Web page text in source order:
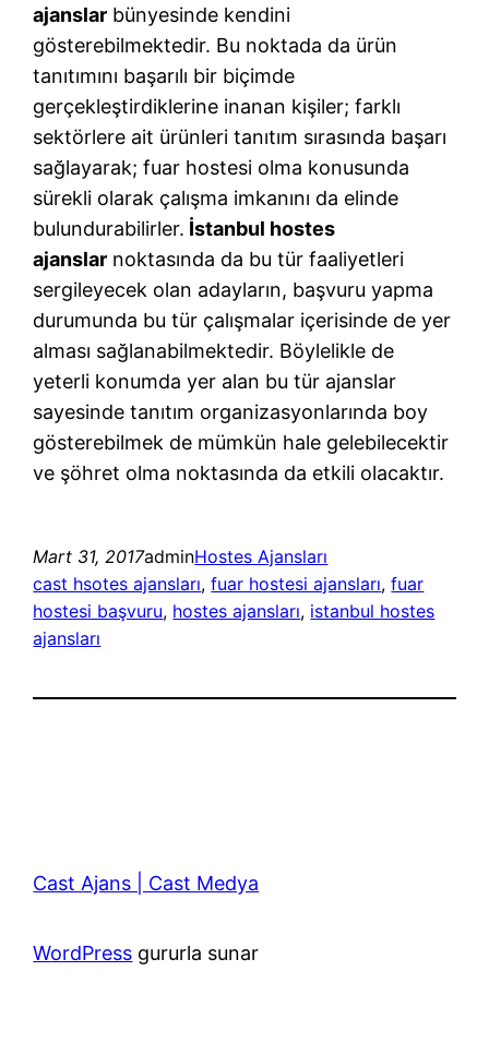
ajanslar bünyesinde kendini
gösterebilmektedir. Bu noktada da ürün
tanıtımını başarılı bir biçimde
gerçekleştirdiklerine inanan kişiler; farklı
sektörlere ait ürünleri tanıtım sırasında başarı
sağlayarak; fuar hostesi olma konusunda
sürekli olarak çalışma imkanını da elinde
bulundurabilirler. İstanbul hostes
ajanslar noktasında da bu tür faaliyetleri
sergileyecek olan adayların, başvuru yapma
durumunda bu tür çalışmalar içerisinde de yer
alması sağlanabilmektedir. Böylelikle de
yeterli konumda yer alan bu tür ajanslar
sayesinde tanıtım organizasyonlarında boy
gösterebilmek de mümkün hale gelebilecektir
ve şöhret olma noktasında da etkili olacaktır.
Mart 31, 2017adminHostes Ajansları
cast hsotes ajansları, fuar hostesi ajansları, fuar
hostesi başvuru, hostes ajansları, istanbul hostes
ajansları
Cast Ajans | Cast Medya
WordPress gururla sunar